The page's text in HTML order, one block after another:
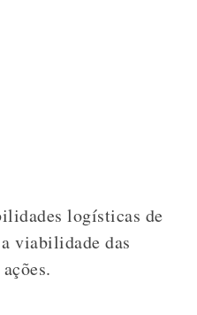
logísticas de
viabilidade das